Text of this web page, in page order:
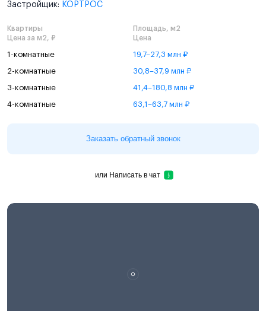
Застройщик: КОРТРОС
Квартиры
Площадь, м2
Цена за м2, ₽
Цена
1-комнатные 19,7–27,3 млн ₽
2-комнатные 30,8–37,9 млн ₽
3-комнатные 41,4–180,8 млн ₽
4-комнатные 63,1–63,7 млн ₽
Заказать обратный звонок
или Написать в чат